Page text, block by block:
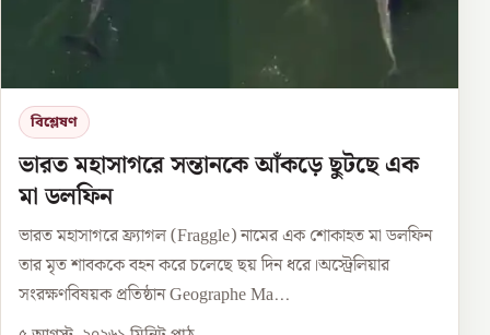
বিশ্লেষণ
ভারত মহাসাগরে সন্তানকে আঁকড়ে ছুটছে এক
মা ডলফিন
ভারত মহাসাগরে ফ্র্যাগল (Fraggle) নামের এক শোকাহত মা ডলফিন
তার মৃত শাবককে বহন করে চলেছে ছয় দিন ধরে।অস্ট্রেলিয়ার
সংরক্ষণবিষয়ক প্রতিষ্ঠান Geographe Ma...